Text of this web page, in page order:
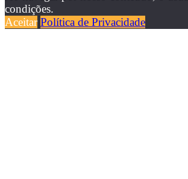
condições.
Aceitar Política de Privacidade